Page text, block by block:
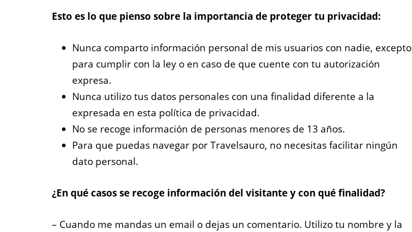
Esto es lo que pienso sobre la importancia de proteger tu privacidad:
Nunca comparto información personal de mis usuarios con nadie, excepto
para cumplir con la ley o en caso de que cuente con tu autorización
expresa.
Nunca utilizo tus datos personales con una finalidad diferente a la
expresada en esta política de privacidad.
No se recoge información de personas menores de 13 años.
Para que puedas navegar por Travelsauro, no necesitas facilitar ningún
dato personal.
¿En qué casos se recoge información del visitante y con qué finalidad?
– Cuando me mandas un email o dejas un comentario. Utilizo tu nombre y la